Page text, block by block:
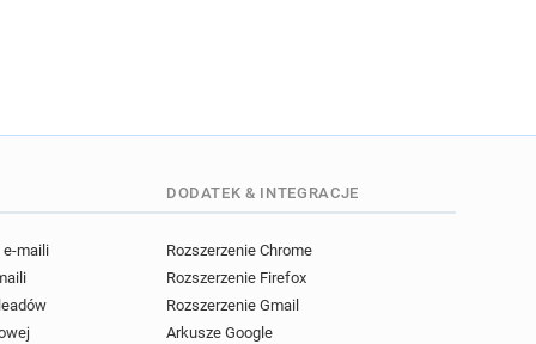
e-maili
DODATEK & INTEGRACJE
Rozszerzenie Chrome
Rozszerzenie Firefox
Rozszerzenie Gmail
Arkusze Google